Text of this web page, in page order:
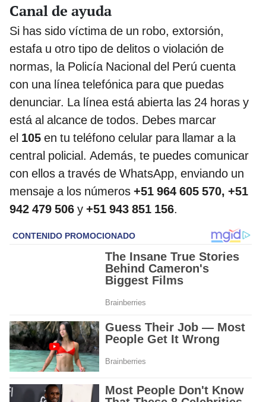
Canal de ayuda
Si has sido víctima de un robo, extorsión,
estafa u otro tipo de delitos o violación de
normas, la Policía Nacional del Perú cuenta
con una línea telefónica para que puedas
denunciar. La línea está abierta las 24 horas y
está al alcance de todos. Debes marcar
el 105 en tu teléfono celular para llamar a la
central policial. Además, te puedes comunicar
con ellos a través de WhatsApp, enviando un
mensaje a los números +51 964 605 570, +51
942 479 506 y +51 943 851 156.